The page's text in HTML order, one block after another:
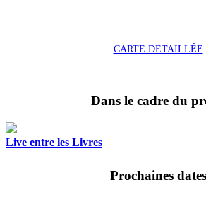
CARTE DETAILLÉE
Dans le cadre du
Live entre les Livres
Prochaines